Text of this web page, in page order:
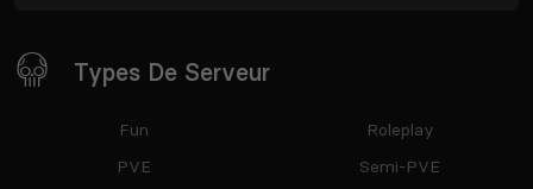
Types De Serveur
Fun
PVE
Roleplay
Semi-PVE